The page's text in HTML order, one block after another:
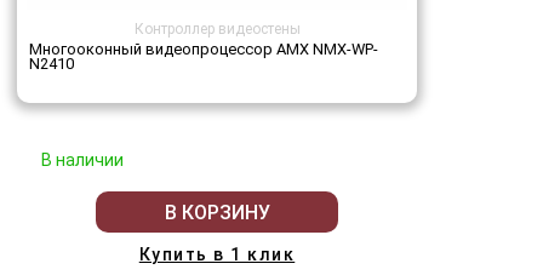
Контроллер видеостены
Многооконный видеопроцессор AMX NMX-WP-
N2410
В наличии
В КОРЗИНУ
Купить в 1 клик